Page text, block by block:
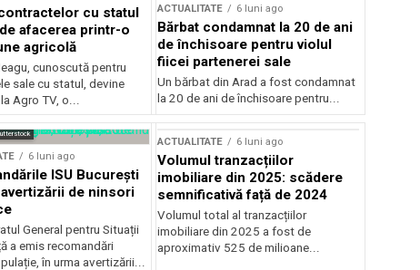
cu statul
afacerea printr-o
agricolă
cunoscută pentru
sale cu statul, devine
Agro TV, o...
ACTUALITATE 6 luni ago
Bărbat condamnat la 20 de ani
de închisoare pentru violul
fiicei partenerei sale
Un bărbat din Arad a fost condamnat
la 20 de ani de închisoare pentru...
6 luni ago
ISU București
de ninsori
General pentru Situații
a emis recomandări
în urma avertizării...
ACTUALITATE 6 luni ago
Volumul tranzacțiilor
imobiliare din 2025: scădere
semnificativă față de 2024
Volumul total al tranzacțiilor
imobiliare din 2025 a fost de
aproximativ 525 de milioane...